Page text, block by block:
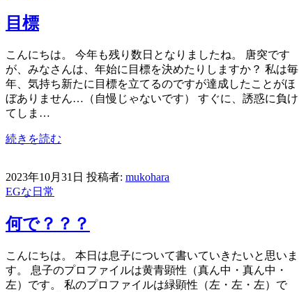
目標
こんにちは。 今年も残り数日となりましたね。 唐突です
が、みなさんは、年始に目標を決めたりしますか？ 私は毎
年、気持ち新たに目標を立てるのですが達成したことがほ
ぼありません…（自慢じゃないです） すぐに、誘惑に負け
てしま…
続きを読む
2023年10月31日 投稿者: mukohara
EGな日常
何で？？？
こんにちは。 本日は息子について書いていきたいと思いま
す。 息子のプロファイルは黄青顕性（真ん中・真ん中・
左）です。 私のプロファイルは緑顕性（左・左・左）で